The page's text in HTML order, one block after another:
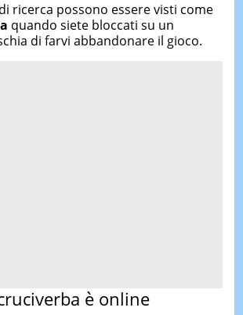
ricerca possono essere visti come
quando siete bloccati su un
di farvi abbandonare il gioco.
è online